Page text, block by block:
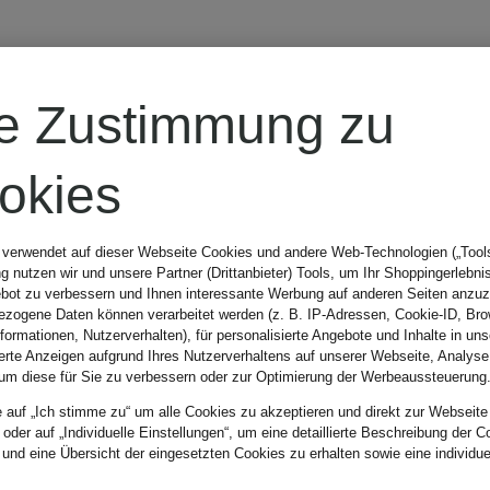
gitti
PLANT-BASED
VEGAN NAIL
COLOUR
Nagellack
14,99 €
Zustimmung zu
auf dieser Webseite Cookies und andere Web-Technologien
nutzen wir und unsere Partner (Drittanbieter) Tools, um Ihr
zu verbessern und Ihnen interessante Werbung auf anderen Seiten
Daten können verarbeitet werden (z. B. IP-Adressen, Cookie-ID,
Nutzerverhalten), für personalisierte Angebote und Inhalte in
Anzeigen aufgrund Ihres Nutzerverhaltens auf unserer Webseite,
diese für Sie zu verbessern oder zur Optimierung der Werbeaussteuerung.
auf „Ich stimme zu“ um alle Cookies zu akzeptieren und direkt zur
auf „Individuelle Einstellungen“, um eine detaillierte Beschreibung der
und eine Übersicht der eingesetzten Cookies zu erhalten sowie eine